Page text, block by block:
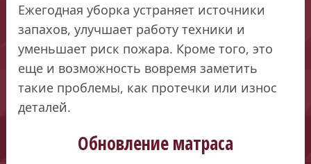
Ежегодная уборка устраняет источники
запахов, улучшает работу техники и
уменьшает риск пожара. Кроме того, это
еще и возможность вовремя заметить
такие проблемы, как протечки или износ
деталей.
Обновление матраса